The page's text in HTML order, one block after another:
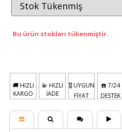
Bu ürün stokları tükenmiştir.
🚚 HIZLI
KARGO
💫 HIZLI
İADE
🎖️ UYGUN
FİYAT
☎️ 7/24
DESTEK